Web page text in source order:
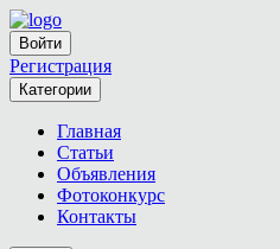
Войти
Регистрация
Категории
Главная
Статьи
Объявления
Фотоконкурс
Контакты